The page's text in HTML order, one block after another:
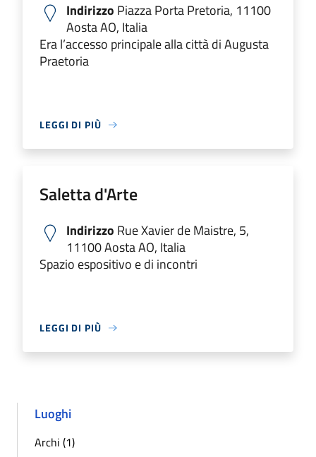
Indirizzo Piazza Porta Pretoria, 11100
Aosta AO, Italia
Era l’accesso principale alla città di Augusta
Praetoria
LEGGI DI PIÙ
Saletta d'Arte
Indirizzo Rue Xavier de Maistre, 5,
11100 Aosta AO, Italia
Spazio espositivo e di incontri
LEGGI DI PIÙ
Luoghi
Archi (1)